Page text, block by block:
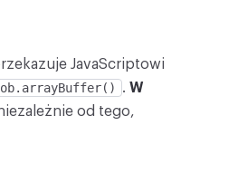
JavaScriptowi
. W
od tego,